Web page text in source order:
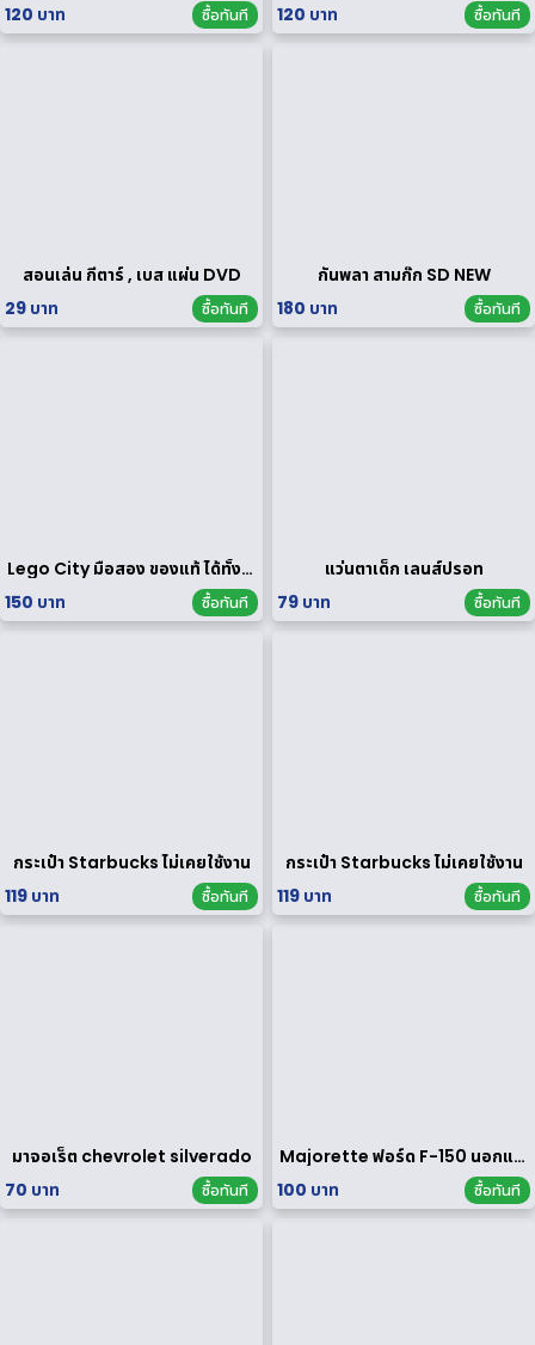
120 บาท
ซื้อทันที
120 บาท
ซื้อทันที
สอนเล่น กีตาร์ , เบส แผ่น DVD
29 บาท
ซื้อทันที
กันพลา สามก๊ก SD NEW
180 บาท
ซื้อทันที
Lego City มือสอง ของแท้ ได้ทั้งหมดตามรูป
150 บาท
ซื้อทันที
แว่นตาเด็ก เลนส์ปรอท
79 บาท
ซื้อทันที
กระเป๋า Starbucks ไม่เคยใช้งาน
119 บาท
ซื้อทันที
กระเป๋า Starbucks ไม่เคยใช้งาน
119 บาท
ซื้อทันที
มาจอเร็ต chevrolet silverado
70 บาท
ซื้อทันที
Majorette ฟอร์ด F-150 นอกแพค
100 บาท
ซื้อทันที